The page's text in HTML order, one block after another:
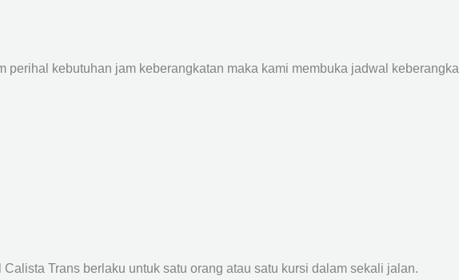
perihal kebutuhan jam keberangkatan maka kami membuka jadwal
Trans berlaku untuk satu orang atau satu kursi dalam sekali jalan.